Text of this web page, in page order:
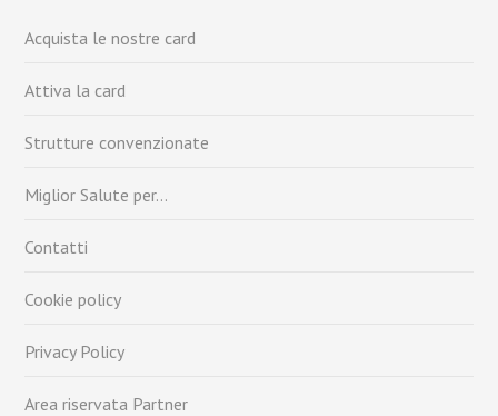
Acquista le nostre card
Attiva la card
Strutture convenzionate
Miglior Salute per…
Contatti
Cookie policy
Privacy Policy
Area riservata Partner